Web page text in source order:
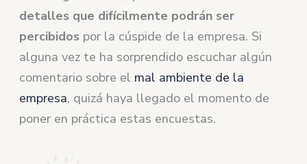
detalles que difícilmente podrán ser
percibidos por la cúspide de la empresa. Si
alguna vez te ha sorprendido escuchar algún
comentario sobre el mal ambiente de la
empresa, quizá haya llegado el momento de
poner en práctica estas encuestas.